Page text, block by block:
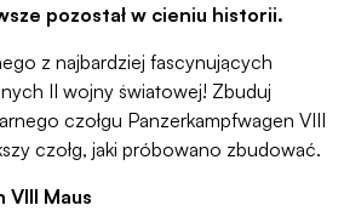
pozostał w cieniu historii.
z najbardziej fascynujących
II wojny światowej! Zbuduj
czołgu Panzerkampfwagen VIII
czołg, jaki próbowano zbudować.
Maus